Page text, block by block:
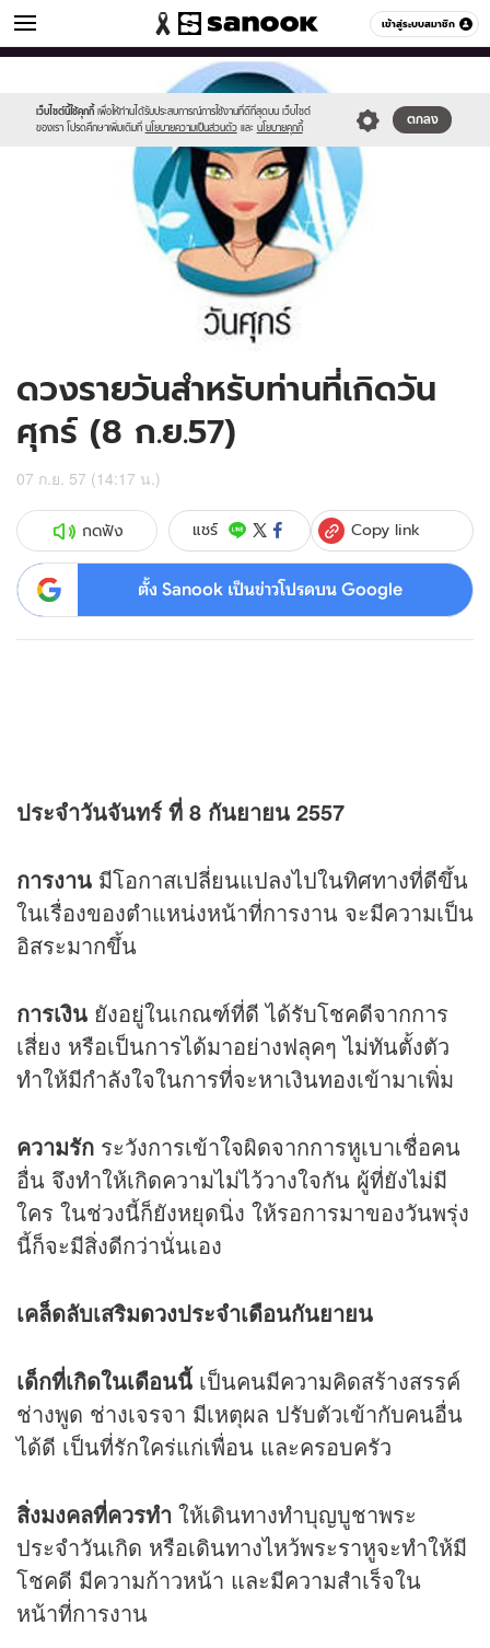
เข้าสู่ระบบสมาชิก
ดูดวง หมวดอื่นๆ
เว็บไซต์นี้ใช้คุกกี้ เพื่อให้ท่านได้รับประสบการณ์การใช้งานที่ดีที่สุดบน เว็บไซต์
ของเรา โปรดศึกษาเพิ่มเติมที่ นโยบายความเป็นส่วนตัว และ นโยบายคุกกี้
ตกลง
//s.isanook.com/sr/0/images/logo-
sanook.png
//s.isanook.com/ho/0/ud/13/69941/170-
ดวงรายวันสำหรับท่านที่เกิดวัน
ศุกร์ (8 ก.ย.57)
07 ก.ย. 57 (14:17 น.)
กดฟัง แชร์ Copy link
ตั้ง Sanook เป็นข่าวโปรดบน Google
ประจำวันจันทร์ ที่ 8 กันยายน 2557
การงาน มีโอกาสเปลี่ยนแปลงไปในทิศทางที่ดีขึ้น
ในเรื่องของตำแหน่งหน้าที่การงาน จะมีความเป็น
อิสระมากขึ้น
การเงิน ยังอยู่ในเกณฑ์ที่ดี ได้รับโชคดีจากการ
เสี่ยง หรือเป็นการได้มาอย่างฟลุคๆ ไม่ทันตั้งตัว
ทำให้มีกำลังใจในการที่จะหาเงินทองเข้ามาเพิ่ม
ความรัก ระวังการเข้าใจผิดจากการหูเบาเชื่อคน
อื่น จึงทำให้เกิดความไม่ไว้วางใจกัน ผู้ที่ยังไม่มี
ใคร ในช่วงนี้ก็ยังหยุดนิ่ง ให้รอการมาของวันพรุ่ง
นี้ก็จะมีสิ่งดีกว่านั่นเอง
เคล็ดลับเสริมดวงประจำเดือนกันยายน
เด็กที่เกิดในเดือนนี้ เป็นคนมีความคิดสร้างสรรค์
ช่างพูด ช่างเจรจา มีเหตุผล ปรับตัวเข้ากับคนอื่น
ได้ดี เป็นที่รักใคร่แก่เพื่อน และครอบครัว
สิ่งมงคลที่ควรทำ ให้เดินทางทำบุญบูชาพระ
ประจำวันเกิด หรือเดินทางไหว้พระราหูจะทำให้มี
โชคดี มีความก้าวหน้า และมีความสำเร็จใน
หน้าที่การงาน